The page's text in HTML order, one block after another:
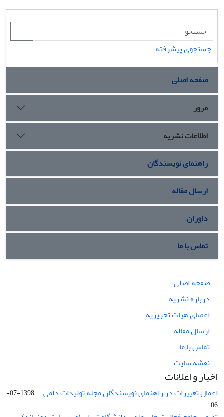
جستجوی پیشرفته
صفحه اصلی
مرور
اطلاعات نشریه
راهنمای نویسندگان
ارسال مقاله
داوران
تماس با ما
صفحه اصلی
درباره نشریه
اعضای هیات تحریریه
ارسال مقاله
تماس با ما
نقشه سایت
اخبار و اعلانات
اعمال تغییرات در راهنمای نویسندگان مجله تولیدات دامی ...
1398-07-
06